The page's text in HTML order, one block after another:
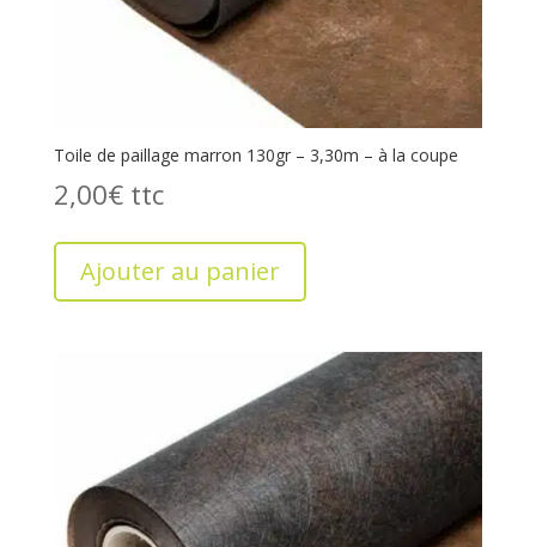
Toile de paillage marron 130gr – 3,30m – à la coupe
2,00€
Ajouter au panier